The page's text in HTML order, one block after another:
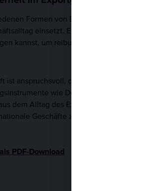
Formen von Export Inkasso und
einsetzt. Erfahre, wie Du
kannst, um reibungslose Transaktionen zu
ist anspruchsvoll, doch mit dem richtigen
wie Dokumenten-Akkreditiv
dem Alltag des Exportgeschäfts, um
Geschäfte zu führen.
PDF-Download